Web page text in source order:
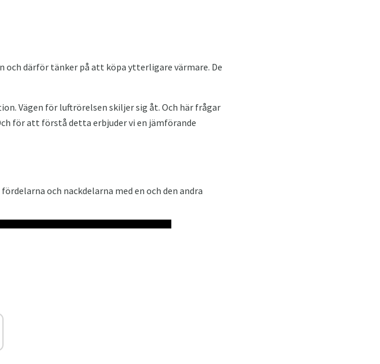
därför tänker på att köpa ytterligare värmare. De
Vägen för luftrörelsen skiljer sig åt. Och här frågar
för att förstå detta erbjuder vi en jämförande
och nackdelarna med en och den andra